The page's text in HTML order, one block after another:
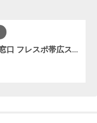
ほけんの窓口 フレスポ帯広スズランプラザ店 OPEN！！